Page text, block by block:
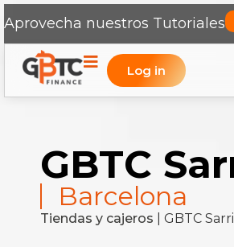
Aprovecha nuestros Tutoriales
Log in
GBTC
Barcelona
Tiendas y cajeros GBTC